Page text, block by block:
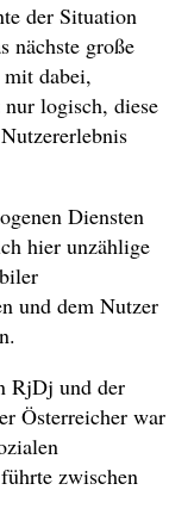
der Situation
nächste große
dabei,
logisch, diese
Diensten
hier unzählige
und dem Nutzer
RjDj und der
Österreicher war
zwischen